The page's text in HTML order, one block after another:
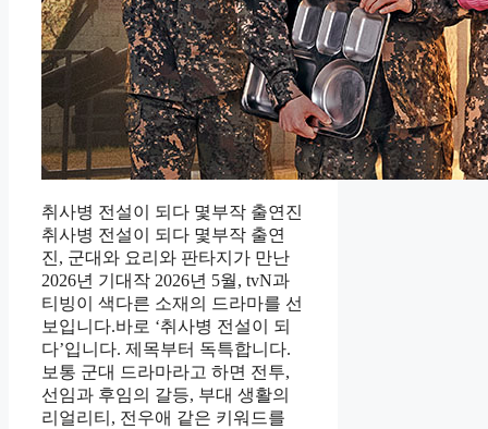
취사병 전설이 되다 몇부작 출연진
취사병 전설이 되다 몇부작 출연
진, 군대와 요리와 판타지가 만난
2026년 기대작 2026년 5월, tvN과
티빙이 색다른 소재의 드라마를 선
보입니다.바로 ‘취사병 전설이 되
다’입니다. 제목부터 독특합니다.
보통 군대 드라마라고 하면 전투,
선임과 후임의 갈등, 부대 생활의
리얼리티, 전우애 같은 키워드를